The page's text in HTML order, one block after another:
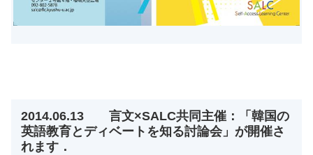
2014.06.13 言文×SALC共同主催：「韓国の
英語教育とディベートを知る討論会」が開催さ
れます．